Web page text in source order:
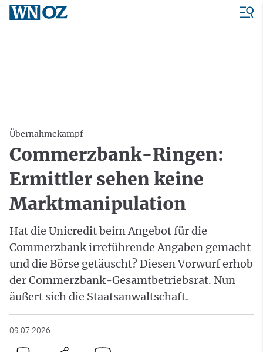
Übernahmekampf
Commerzbank-Ringen:
Ermittler sehen keine
Marktmanipulation
Hat die Unicredit beim Angebot für die
Commerzbank irreführende Angaben gemacht
und die Börse getäuscht? Diesen Vorwurf erhob
der Commerzbank-Gesamtbetriebsrat. Nun
äußert sich die Staatsanwaltschaft.
09.07.2026